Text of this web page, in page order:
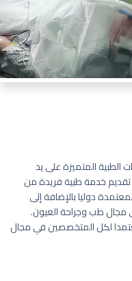
الطبية المتميزة على يد
خدمة طبية فريدة من
دوليا بالإضافة إلى
مجال طب وجراحة العيون.
لكل المتخصصين في مجال